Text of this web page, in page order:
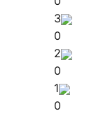
3
0
2
0
1
0